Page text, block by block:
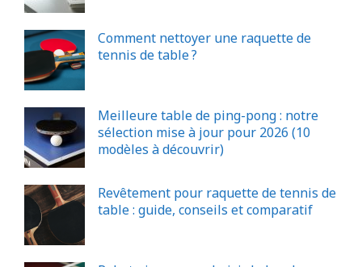
Comment nettoyer une raquette de
tennis de table ?
Meilleure table de ping-pong : notre
sélection mise à jour pour 2026 (10
modèles à découvrir)
Revêtement pour raquette de tennis de
table : guide, conseils et comparatif